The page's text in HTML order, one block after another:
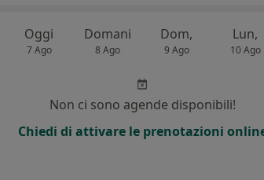
Oggi
7 Ago
Domani
8 Ago
Dom,
9 Ago
Lun,
10 Ago
Non ci sono agende disponibili!
Chiedi di attivare le prenotazioni